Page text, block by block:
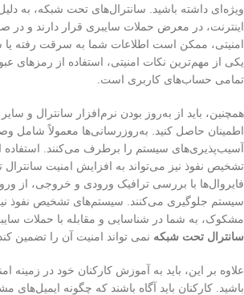
ویژه‌ای داشته باشید. سانترال‌های تحت شبکه، به
اینترنت، در معرض حملات سایبری قرار دارند و
امنیتی، ممکن است اطلاعات شما به سرقت رفته
یکی از مهم‌ترین نکات امنیتی، استفاده از رمزهای
تمامی حساب‌های کاربری است.
همچنین، باید از به‌روز بودن نرم‌افزار سانترال و
اطمینان حاصل کنید. به‌روزرسانی‌ها معمولاً شامل
آسیب‌پذیری‌های سیستم را برطرف می‌کنند. استفاده
تشخیص نفوذ نیز می‌تواند به افزایش امنیت
فایروال‌ها با بررسی ترافیک ورودی و خروجی، از
سیستم جلوگیری می‌کنند. سیستم‌های تشخیص نفوذ
مشکوک، به شما در شناسایی و مقابله با حملات
سانترال تحت شبکه نمی تواند امنیت آن را تضمین کند.
علاوه بر این، باید به آموزش کارکنان خود در زمینه
باشید. کارکنان باید آگاه باشند که چگونه ایمیل‌های